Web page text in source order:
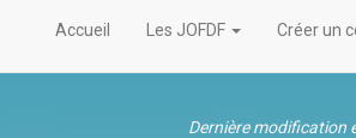
Dernière modification
Accueil Les JOFDF Créer un